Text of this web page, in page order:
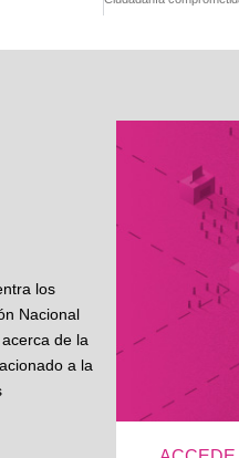
los
Nacional
de la
a la